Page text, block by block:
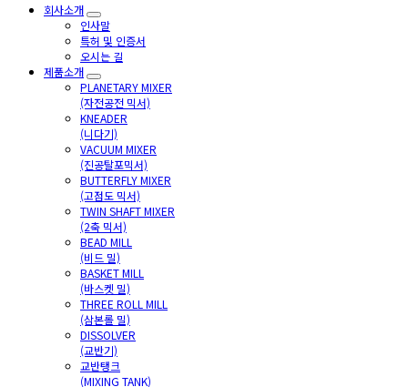
회사소개
인사말
특허 및 인증서
오시는 길
제품소개
PLANETARY MIXER
(자전공전 믹서)
KNEADER
(니다기)
VACUUM MIXER
(진공탈포믹서)
BUTTERFLY MIXER
(고점도 믹서)
TWIN SHAFT MIXER
(2축 믹서)
BEAD MILL
(비드 밀)
BASKET MILL
(바스켓 밀)
THREE ROLL MILL
(삼본롤 밀)
DISSOLVER
(교반기)
교반탱크
(MIXING TANK)